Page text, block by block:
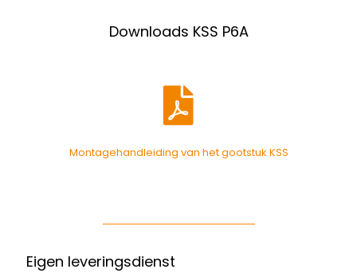
Downloads KSS P6A
Montagehandleiding van het gootstuk KSS
Eigen leveringsdienst